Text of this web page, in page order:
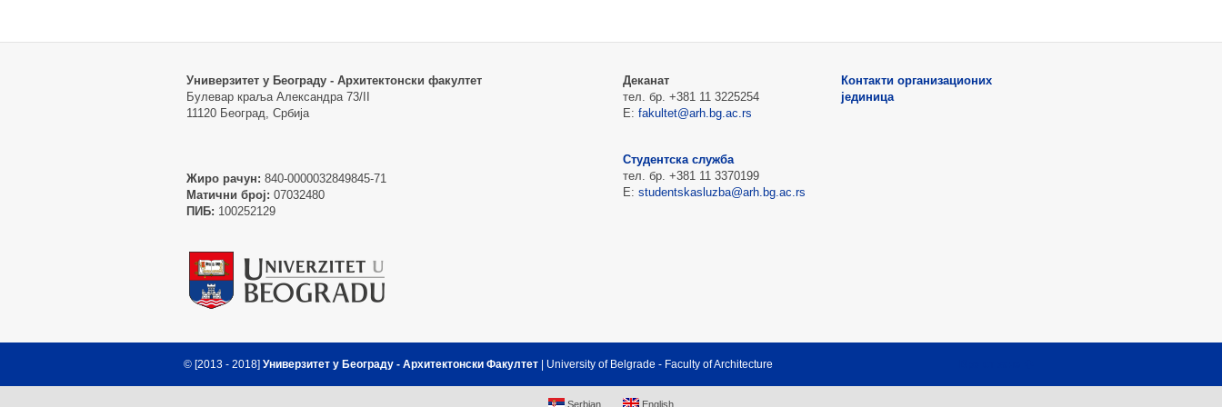
Универзитет у Београду - Архитектонски факултет
Булевар краља Александра 73/II
11120 Београд, Србија
Жиро рачун: 840-0000032849845-71
Матични број: 07032480
ПИБ: 100252129
Деканат
тел. бр. +381 11 3225254
Е: fakultet@arh.bg.ac.rs
Студентска служба
тел. бр. +381 11 3370199
Е: studentskasluzba@arh.bg.ac.rs
Контакти организационих
јединица
© [2013 - 2018] Универзитет у Београду - Архитектонски Факултет | University of Belgrade - Faculty of Architecture
Serbian English